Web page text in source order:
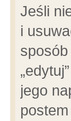
Jeśli
i
jego